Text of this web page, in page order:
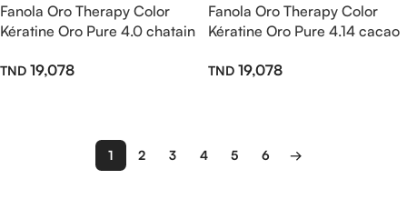
Fanola Oro Therapy Color
Kératine Oro Pure 4.0 chatain
19,078
Fanola Oro Therapy Color
Kératine Oro Pure 4.14 cacao
19,078
1 2 3 4 5 6 →